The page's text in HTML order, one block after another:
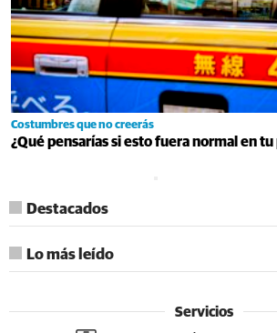
Costumbres que no creerás
¿Qué pensarías si esto fuera normal en tu
Destacados
Lo más leído
Servicios